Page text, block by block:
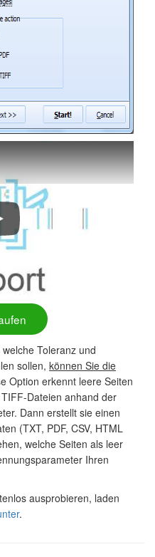
man leere Seiten in PDF- und
Toleranz und
sollen, können Sie die
Option erkennt leere Seiten
Dateien anhand der
Dann erstellt sie einen
(TXT, PDF, CSV, HTML
welche Seiten als leer
Ihren
ausprobieren, laden
.